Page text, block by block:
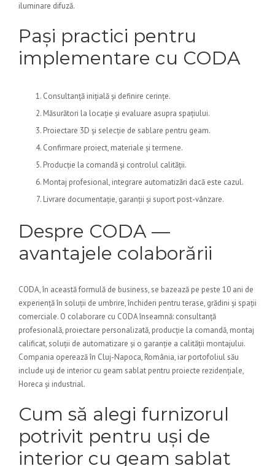
iluminare difuză.
Pași practici pentru
implementare cu CODA
Consultanță inițială și definire cerințe.
Măsurători la locație și evaluare asupra spațiului.
Proiectare 3D și selecție de sablare pentru geam.
Confirmare proiect, materiale și termene.
Producție la comandă și controlul calității.
Montaj profesional, integrare automatizări dacă este cazul.
Livrare documentație, garanții și suport post-vânzare.
Despre CODA —
avantajele colaborării
CODA, în această formulă de business, se bazează pe peste 10 ani de
experiență în soluții de umbrire, închideri pentru terase, grădini și spații
comerciale. O colaborare cu CODA înseamnă: consultanță
profesională, proiectare personalizată, producție la comandă, montaj
calificat, soluții de automatizare și o garanție a calității montajului.
Compania operează în Cluj-Napoca, România, iar portofoliul său
include uși de interior cu geam sablat pentru proiecte rezidențiale,
Horeca și industrial.
Cum să alegi furnizorul
potrivit pentru uși de
interior cu geam sablat